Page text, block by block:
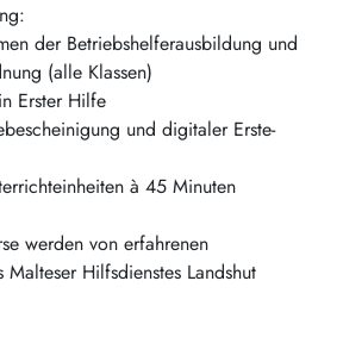
der Betriebshelferausbildung und
(alle Klassen)
Erster Hilfe
und digitaler Erste-
à 45 Minuten
werden von erfahrenen
Hilfsdienstes Landshut